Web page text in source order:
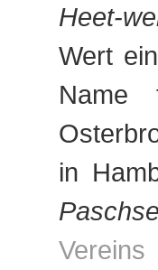
Heet-
Wert
in